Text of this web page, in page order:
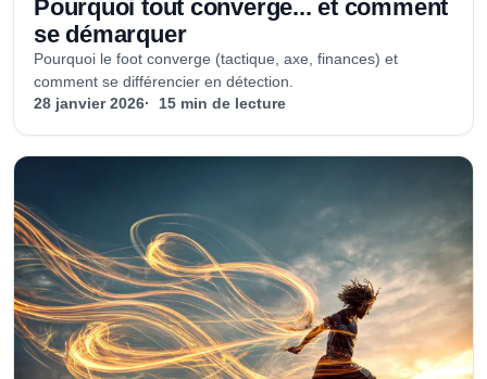
Pourquoi tout converge... et comment
se démarquer
Pourquoi le foot converge (tactique, axe, finances) et
comment se différencier en détection.
28 janvier 2026 15 min de lecture